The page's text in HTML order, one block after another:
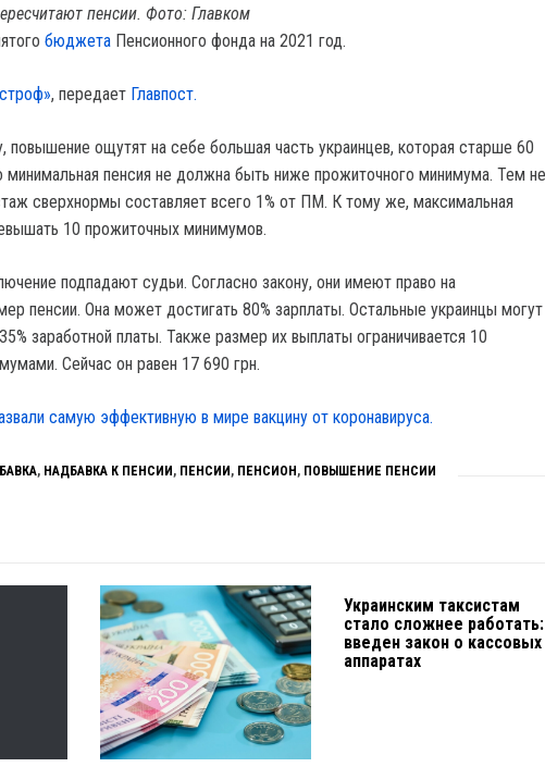
пенсии. Фото: Главком
бюджета Пенсионного фонда на 2021 год.
, передает Главпост.
повышение ощутят на себе большая часть украинцев, которая старше 60
минимальная пенсия не должна быть ниже прожиточного минимума. Тем не
сверхнормы составляет всего 1% от ПМ. К тому же, максимальная
10 прожиточных минимумов.
подпадают судьи. Согласно закону, они имеют право на
пенсии. Она может достигать 80% зарплаты. Остальные украинцы могут
заработной платы. Также размер их выплаты ограничивается 10
Сейчас он равен 17 690 грн.
самую эффективную в мире вакцину от коронавируса.
, НАДБАВКА К ПЕНСИИ , ПЕНСИИ , ПЕНСИОН , ПОВЫШЕНИЕ ПЕНСИИ
Украинским таксистам
стало сложнее работать:
введен закон о кассовых
аппаратах